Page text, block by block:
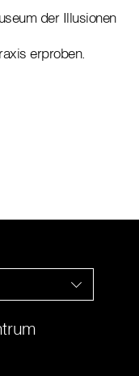
der Illusionen
erproben.